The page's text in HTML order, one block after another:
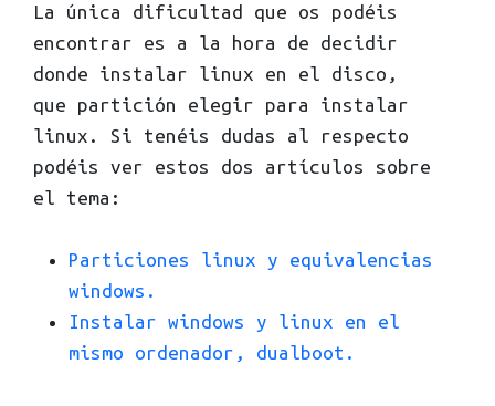
La única dificultad que os podéis
encontrar es a la hora de decidir
donde instalar linux en el disco,
que partición elegir para instalar
linux. Si tenéis dudas al respecto
podéis ver estos dos artículos sobre
el tema:
Particiones linux y equivalencias
windows.
Instalar windows y linux en el
mismo ordenador, dualboot.